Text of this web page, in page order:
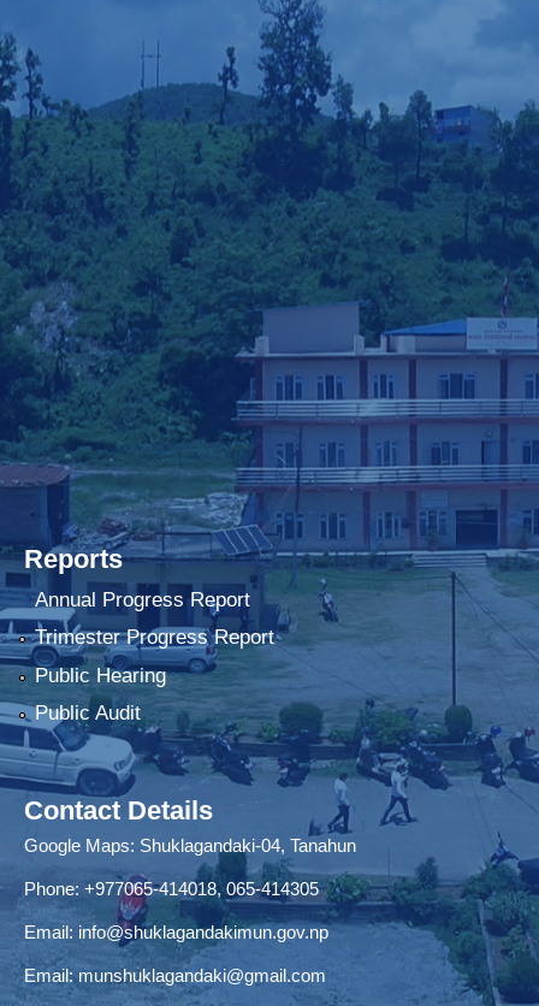
Reports
Annual Progress Report
Trimester Progress Report
Public Hearing
Public Audit
Contact Details
Google Maps: Shuklagandaki-04, Tanahun
Phone: +977065-414018,065-414305
Email: info@shuklagandakimun.gov.np
Email:munshuklagandaki@gmail.com